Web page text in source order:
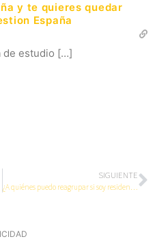
y te quieres quedar
España
de estudio […]
SIGUIENTE
¿A quiénes puedo reagrupar si soy residente extracomunitario?